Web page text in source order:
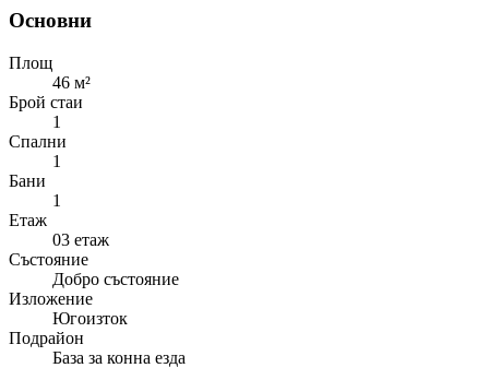
Основни
Площ
46 м²
Брой стаи
1
Спални
1
Бани
1
Етаж
03 етаж
Състояние
Добро състояние
Изложение
Югоизток
Подрайон
База за конна езда